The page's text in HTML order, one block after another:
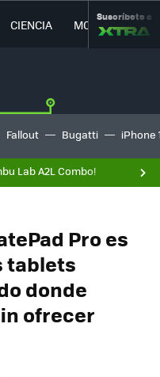
CIENCIA MOVILIDAD
Suscríbete a
Fallout Bugatti iPhone
Lab A2L Combo!
Pro es
tablets
donde
ofrecer